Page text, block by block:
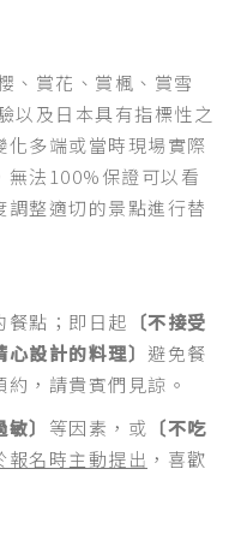
、賞花、賞楓、賞雪
以及日本具有指標性之
多端或當時現場實際
無法100%保證可以看
整適切的景點進行替
餐點；即日起 〔不接受
設計的料理〕 避免餐
，請貴賓們見諒。
〕 等因素，或 〔不吃
報名時主動提出 ，喜歡